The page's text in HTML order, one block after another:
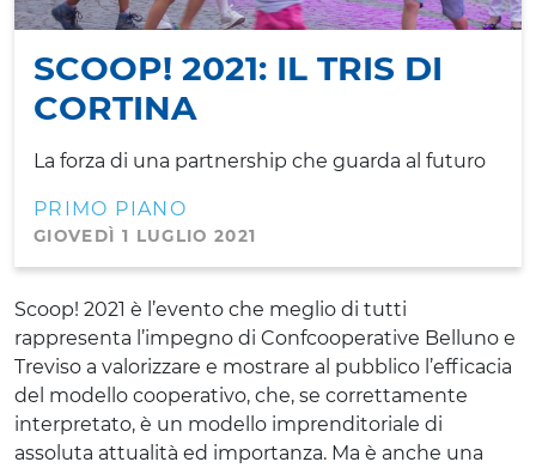
SCOOP! 2021: IL TRIS DI
CORTINA
La forza di una partnership che guarda al futuro
PRIMO PIANO
GIOVEDÌ 1 LUGLIO 2021
Scoop! 2021 è l’evento che meglio di tutti
rappresenta l’impegno di Confcooperative Belluno e
Treviso a valorizzare e mostrare al pubblico l’efficacia
del modello cooperativo, che, se correttamente
interpretato, è un modello imprenditoriale di
assoluta attualità ed importanza. Ma è anche una